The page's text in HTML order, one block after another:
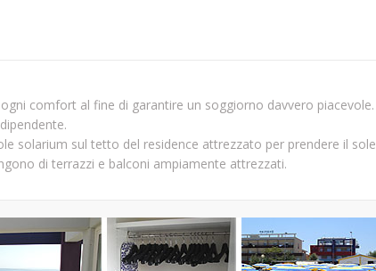
comfort al fine di garantire un soggiorno davvero piacevole.
solarium sul tetto del residence attrezzato per prendere il
di terrazzi e balconi ampiamente attrezzati.